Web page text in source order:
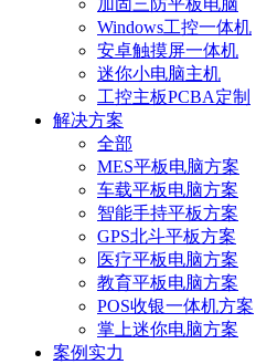
加固三防平板电脑
Windows工控一体机
安卓触摸屏一体机
迷你小电脑主机
工控主板PCBA定制
解决方案
全部
MES平板电脑方案
车载平板电脑方案
智能手持平板方案
GPS北斗平板方案
医疗平板电脑方案
教育平板电脑方案
POS收银一体机方案
掌上迷你电脑方案
案例实力